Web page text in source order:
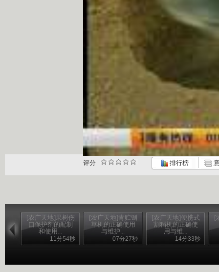
评分 排行榜
[农广天地]果树伤
口保护剂的配制
和使用...
11分54秒
[农广天地]青贮铡
草机的正确使用
与维护...
07分27秒
[农广天地]便携式
割稻机的正确使
用与维...
14分33秒
[